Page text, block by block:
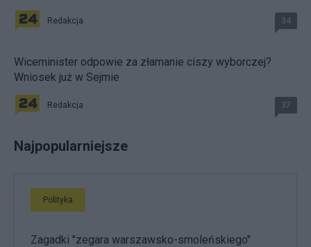
Redakcja 34
Wiceminister odpowie za złamanie ciszy wyborczej?
Wniosek już w Sejmie
Redakcja 37
Najpopularniejsze
Polityka
Zagadki "zegara warszawsko-smoleńskiego"